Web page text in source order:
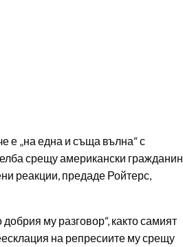
е „на една и съща вълна“ с
срещу американски гражданин
реакции, предаде Ройтерс,
му разговор“, както самият
на репресиите му срещу